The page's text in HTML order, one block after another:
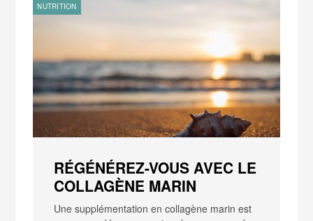
NUTRITION
RÉGÉNÉREZ-VOUS AVEC LE
COLLAGÈNE MARIN
Une supplémentation en collagène marin est